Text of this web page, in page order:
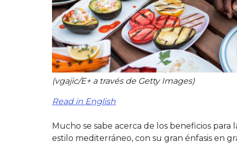
(vgajic/E+ a través de Getty Images)
Read in English
Mucho se sabe acerca de los beneficios
estilo mediterráneo, con su gran énfasis en